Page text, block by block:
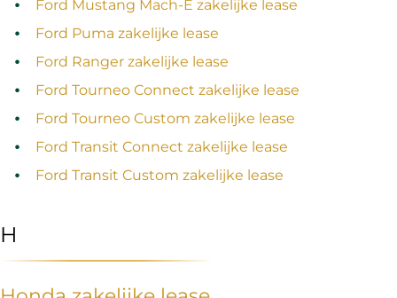
Ford Mustang Mach‑E zakelijke lease
Ford Puma zakelijke lease
Ford Ranger zakelijke lease
Ford Tourneo Connect zakelijke lease
Ford Tourneo Custom zakelijke lease
Ford Transit Connect zakelijke lease
Ford Transit Custom zakelijke lease
H